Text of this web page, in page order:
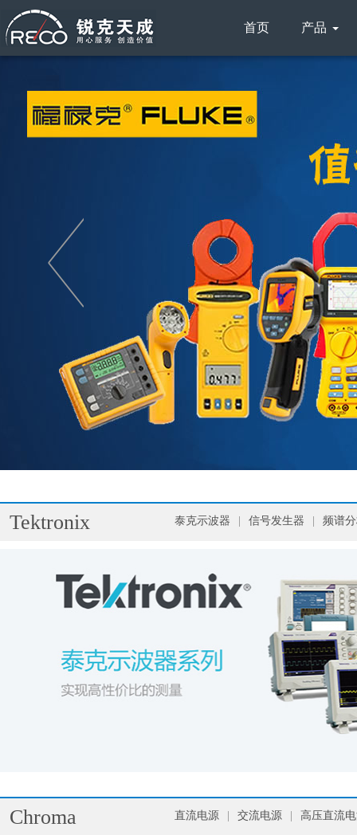
首页 产品
搜索
Tektronix 泰克示波器 信号发生器 频谱
Chroma 直流电源 交流电源 高压直流